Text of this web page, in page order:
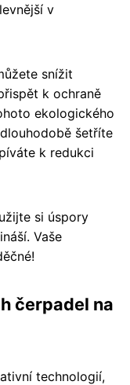
v
snížit
k ochraně
ekologického
šetříte
k redukci
si úspory
Vaše
čerpadel na
technologií,